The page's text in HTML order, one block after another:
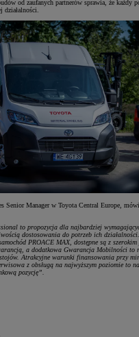
od zaufanych partnerów sprawia, że każdy
działalności.
Senior Manager w Toyota Central Europe,
to propozycja dla najbardziej
dostosowania do potrzeb ich
PROACE MAX, dostępne są z
a dodatkowa Gwarancja Mobilności to
Atrakcyjne warunki finansowania przy
z obsługą na najwyższym poziomie to
pozycję”.